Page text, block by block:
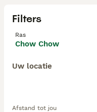
Filters
Ras
Chow Chow
Uw locatie
Afstand tot jou